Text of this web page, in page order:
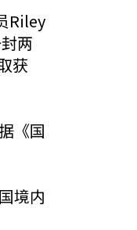
Riley
两
获
《国
境内